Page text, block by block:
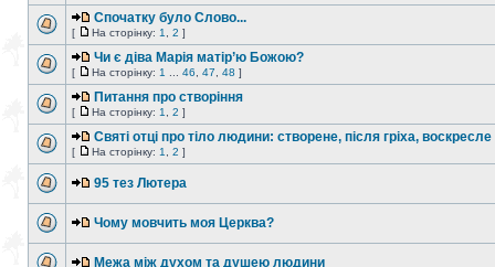
Спочатку було Слово...
[ На сторінку: 1 2 ]
Чи є діва Марія матір’ю Божою?
[ На сторінку: 1 46 47 48 ]
Питання про створіння
[ На сторінку: 1 2 ]
Святі отці про тіло людини: створене, після гріха, воскресле
[ На сторінку: 1 2 ]
95 тез Лютера
Чому мовчить моя Церква?
Межа між духом та душею людини